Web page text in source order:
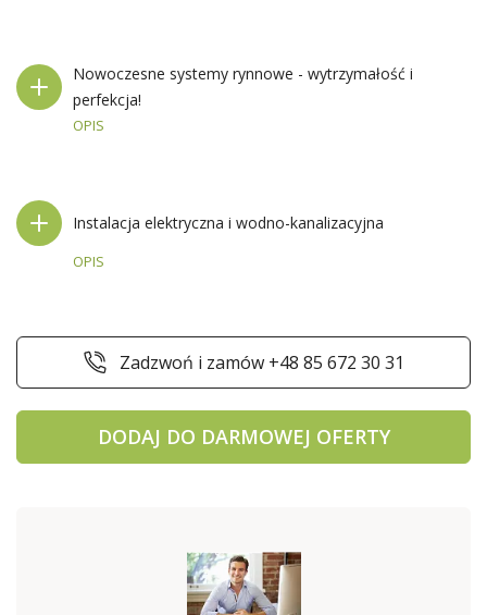
Nowoczesne systemy rynnowe - wytrzymałość i
perfekcja!
OPIS
Instalacja elektryczna i wodno-kanalizacyjna
OPIS
Zadzwoń i zamów +48 85 672 30 31
DODAJ DO DARMOWEJ OFERTY